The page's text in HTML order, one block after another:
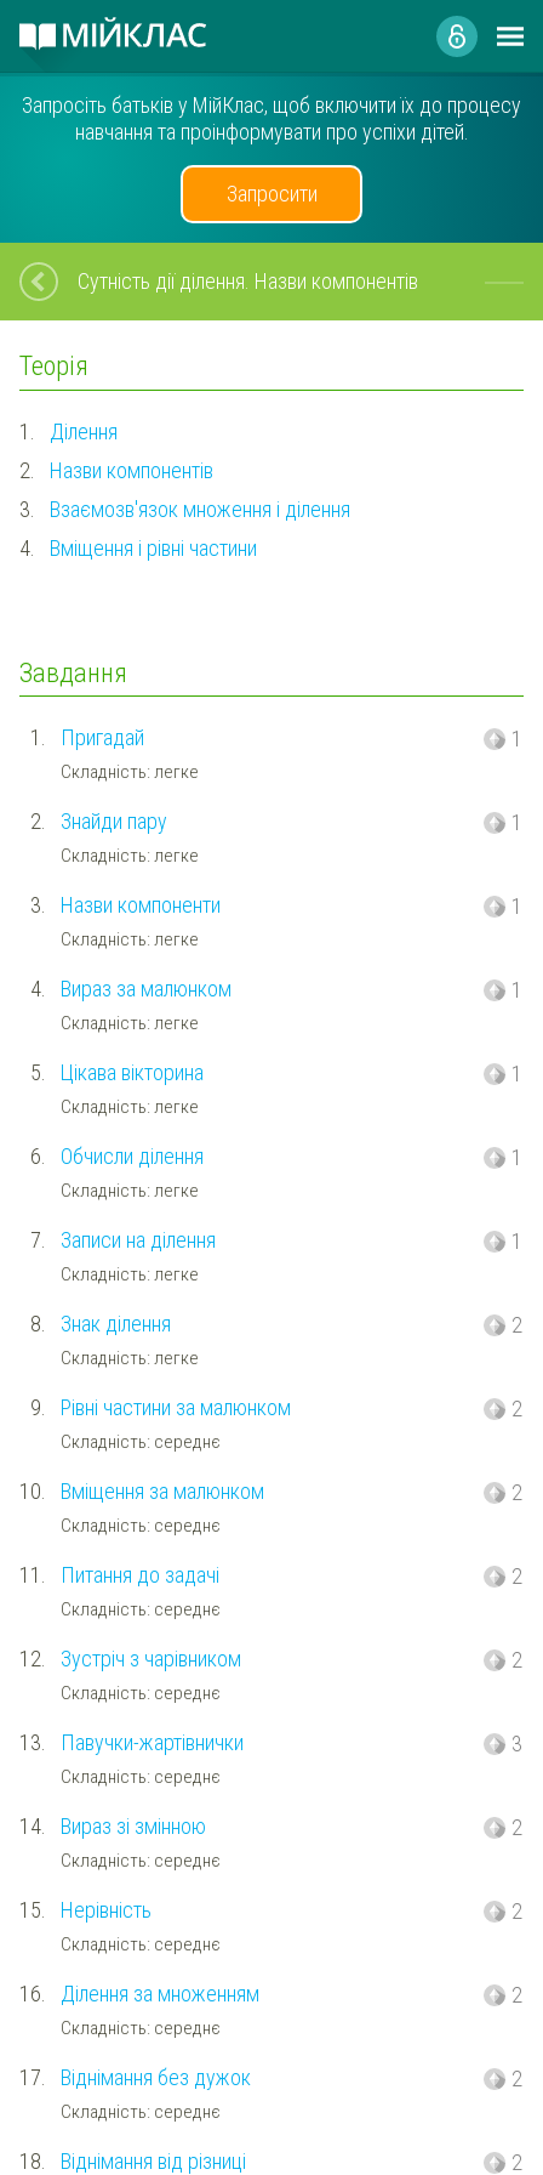
Запросіть батьків у МійКлас, щоб включити їх до процесу
навчання та проінформувати про успіхи дітей.
Запросити
Сутність дії ділення. Назви компонентів
Теорія
1.
Ділення
2.
Назви компонентів
3.
Взаємозв'язок множення і ділення
4.
Вміщення і рівні частини
Завдання
1. Пригадай
Складність: легке
1
2. Знайди пару
Складність: легке
1
3. Назви компоненти
Складність: легке
1
4. Вираз за малюнком
Складність: легке
1
5. Цікава вікторина
Складність: легке
1
6. Обчисли ділення
Складність: легке
1
7. Записи на ділення
Складність: легке
1
8. Знак ділення
Складність: легке
2
9. Рівні частини за малюнком
Складність: середнє
2
10. Вміщення за малюнком
Складність: середнє
2
11. Питання до задачі
Складність: середнє
2
12. Зустріч з чарівником
Складність: середнє
2
13. Павучки-жартівнички
Складність: середнє
3
14. Вираз зі змінною
Складність: середнє
2
15. Нерівність
Складність: середнє
2
16. Ділення за множенням
Складність: середнє
2
17. Віднімання без дужок
Складність: середнє
2
18. Віднімання від різниці 2